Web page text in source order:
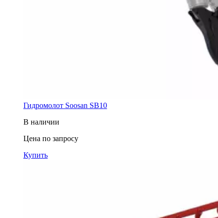
Гидромолот Soosan SB10
В наличии
Цена по запросу
Купить